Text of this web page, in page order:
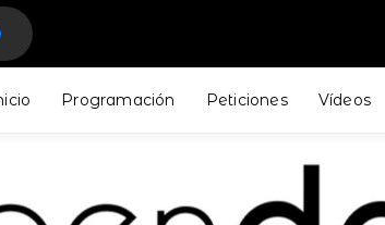
Programación Peticiones Vídeos